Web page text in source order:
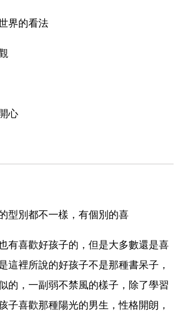
界的看法
心
型別都不一樣，有個別的喜
有喜歡好孩子的，但是大多數還是喜
這裡所說的好孩子不是那種書呆子，
的，一副弱不禁風的樣子，除了學習
子喜歡那種陽光的男生，性格開朗，